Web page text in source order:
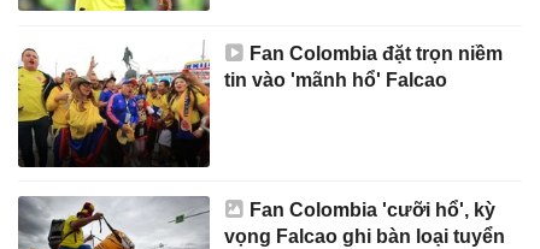
Fan Colombia đặt trọn niềm
tin vào 'mãnh hổ' Falcao
Fan Colombia 'cưỡi hổ', kỳ
vọng Falcao ghi bàn loại tuyển